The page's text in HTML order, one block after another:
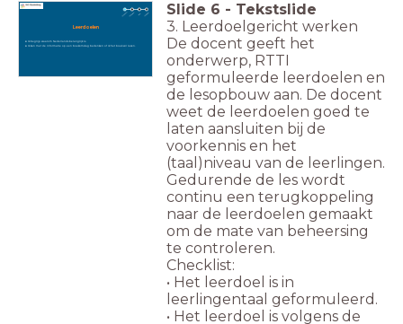
Leerdoelen
Ik begrijp waarom Nederlands belangrijk is.
Ik kan met de informatie op een boekomslag bedenken of ik het boek wil lezen.
Slide 6 - Tekstslide
3. Leerdoelgericht werken
De docent geeft het
onderwerp, RTTI
geformuleerde leerdoelen en
de lesopbouw aan. De docent
weet de leerdoelen goed te
laten aansluiten bij de
voorkennis en het
(taal)niveau van de leerlingen.
Gedurende de les wordt
continu een terugkoppeling
naar de leerdoelen gemaakt
om de mate van beheersing
te controleren.
Checklist:
• Het leerdoel is in
leerlingentaal geformuleerd.
• Het leerdoel is volgens de